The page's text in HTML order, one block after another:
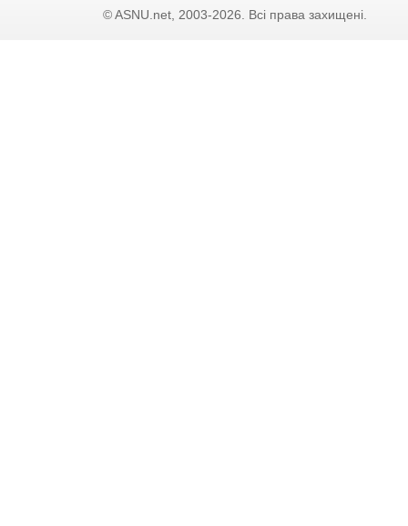
© ASNU.net, 2003-2026. Всі права захищені.